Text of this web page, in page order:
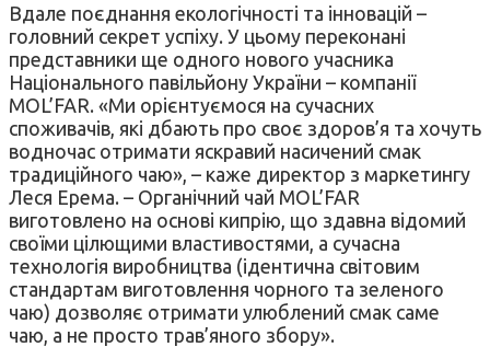
Вдале поєднання екологічності та інновацій –
головний секрет успіху. У цьому переконані
представники ще одного нового учасника
Національного павільйону України – компанії
MOL’FAR. «Ми орієнтуємося на сучасних
споживачів, які дбають про своє здоров’я та хочуть
водночас отримати яскравий насичений смак
традиційного чаю», – каже директор з маркетингу
Леся Ерема. – Органічний чай MOL’FAR
виготовлено на основі кипрію, що здавна відомий
своїми цілющими властивостями, а сучасна
технологія виробництва (ідентична світовим
стандартам виготовлення чорного та зеленого
чаю) дозволяє отримати улюблений смак саме
чаю, а не просто трав’яного збору».